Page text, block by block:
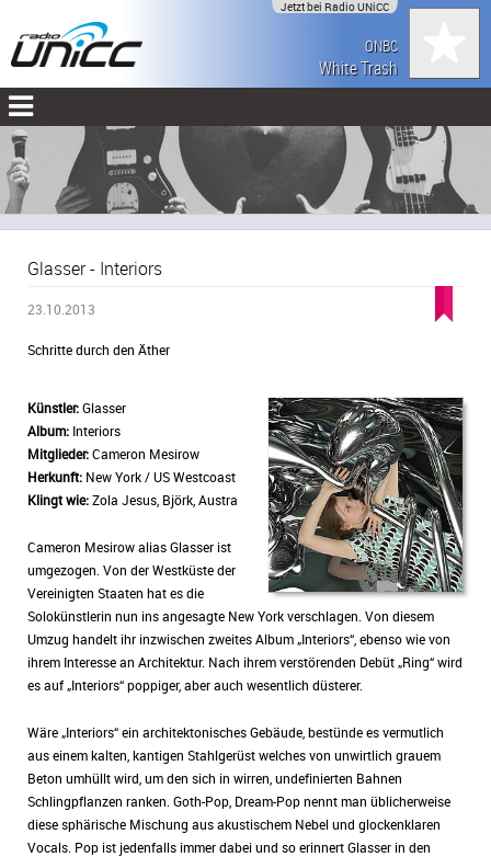
Jetzt bei Radio UNiCC
ONBC
White Trash
Glasser - Interiors
23.10.2013
Schritte durch den Äther
Künstler:Glasser
Album: Interiors
Mitglieder:Cameron Mesirow
Herkunft: New York / US Westcoast
Klingt wie:Zola Jesus, Björk, Austra
Cameron Mesirow alias Glasser ist
umgezogen. Von der Westküste der
Vereinigten Staaten hat es die
Solokünstlerin nun ins angesagte New York verschlagen. Von diesem
Umzug handelt ihr inzwischen zweites Album „Interiors“, ebenso wie von
ihrem Interesse an Architektur. Nach ihrem verstörenden Debüt „Ring“ wird
es auf „Interiors“ poppiger, aber auch wesentlich düsterer.
Wäre „Interiors“ ein architektonisches Gebäude, bestünde es vermutlich
aus einem kalten, kantigen Stahlgerüst welches von unwirtlich grauem
Beton umhüllt wird, um den sich in wirren, undefinierten Bahnen
Schlingpflanzen ranken. Goth-Pop, Dream-Pop nennt man üblicherweise
diese sphärische Mischung aus akustischem Nebel und glockenklaren
Vocals. Pop ist jedenfalls immer dabei und so erinnert Glasser in den